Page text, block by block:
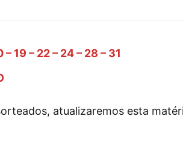
– 19 – 22 – 24 – 28 – 31
atualizaremos esta